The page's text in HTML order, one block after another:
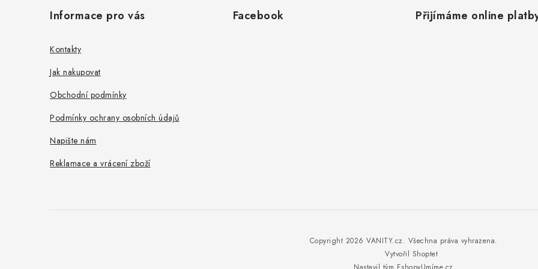
Informace pro vás
Kontakty
Jak nakupovat
Obchodní podmínky
Podmínky ochrany osobních údajů
Napište nám
Reklamace a vrácení zboží
Facebook Přijímáme online
Vytvořil Shoptet
Copyright 2026 VANITY.cz. Všechna práva vyhrazena.